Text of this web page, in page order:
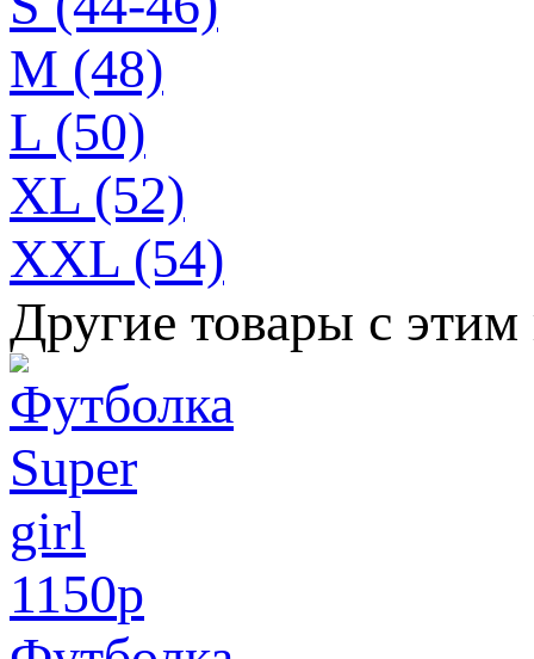
M (48)
L (50)
XL (52)
XXL (54)
Другие товары с
1150p